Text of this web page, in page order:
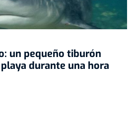
un pequeño tiburón
durante una hora